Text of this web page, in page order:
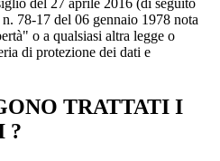
del 27 aprile 2016 (di seguito
78-17 del 06 gennaio 1978 nota
o a qualsiasi altra legge o
di protezione dei dati e
TRATTATI I
?